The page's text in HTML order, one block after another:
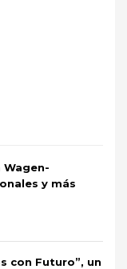
Wagen-
y más
con Futuro”, un